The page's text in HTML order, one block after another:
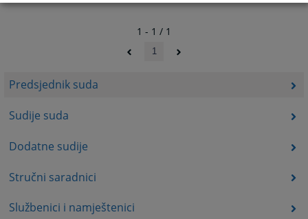
Predsjednik suda
Sudije suda
Dodatne sudije
Stručni saradnici
Službenici i namještenici
1 - 1 / 1
1